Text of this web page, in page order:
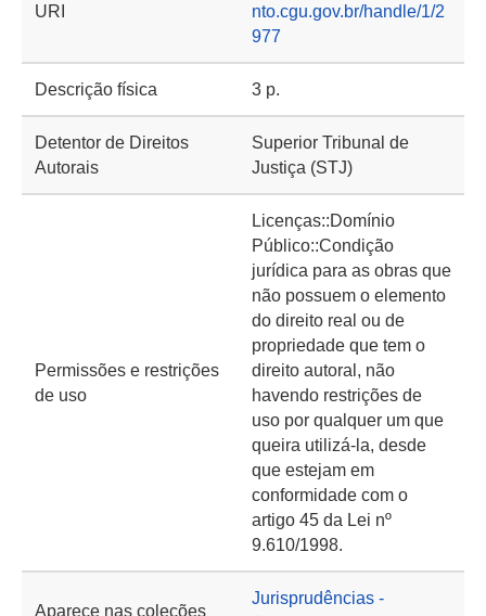
URI
nto.cgu.gov.br/handle/1/2
977
Descrição física 3 p.
Detentor de Direitos
Autorais
Superior Tribunal de
Justiça (STJ)
Permissões e restrições
de uso
Licenças::Domínio
Público::Condição
jurídica para as obras que
não possuem o elemento
do direito real ou de
propriedade que tem o
direito autoral, não
havendo restrições de
uso por qualquer um que
queira utilizá-la, desde
que estejam em
conformidade com o
artigo 45 da Lei nº
9.610/1998.
Aparece nas coleções
Jurisprudências -